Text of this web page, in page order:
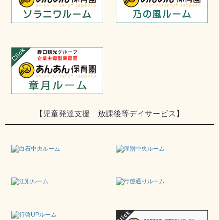
【児童発達支援 放課後等デイサービス】